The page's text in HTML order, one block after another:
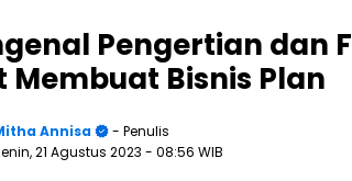
Pengertian dan
Membuat Bisnis Plan
Annisa
- Penulis
21 Agustus 2023 - 08:56 WIB